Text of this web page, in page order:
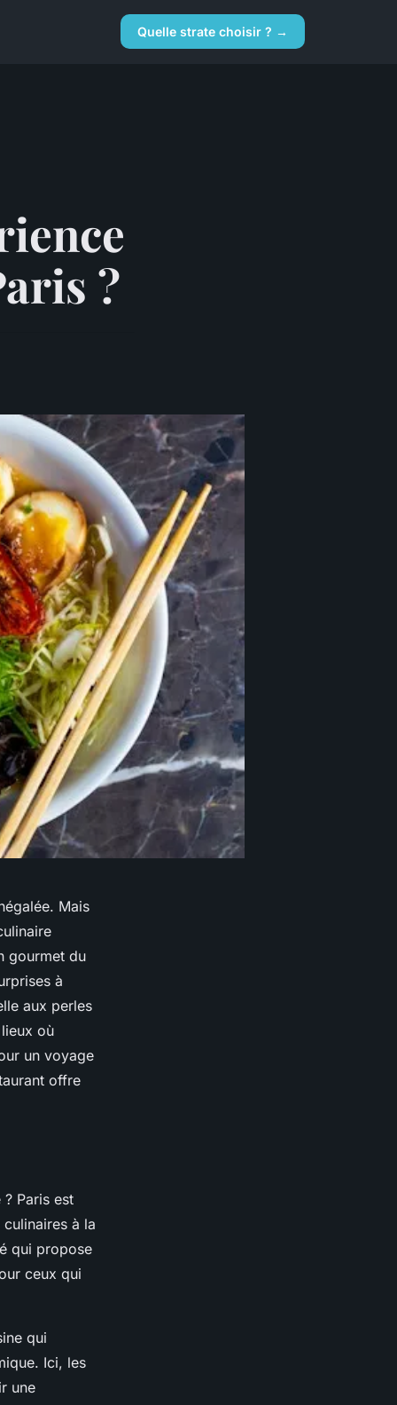
Quelle strate choisir ? →
?
Mais
gourmet du
à
aux perles
où
un voyage
offre
Paris est
à la
qui propose
ceux qui
qui
Ici, les
une